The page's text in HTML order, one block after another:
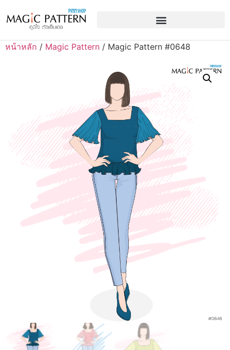
หน้าหลัก / Magic Pattern / Magic Pattern #0648